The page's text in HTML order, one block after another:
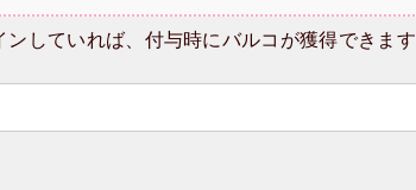
していれば、付与時にバルコが獲得できます